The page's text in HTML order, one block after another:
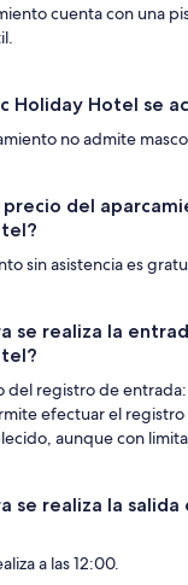
cuenta con una
Holiday Hotel se
no admite
precio del
sin asistencia es
se realiza la
del registro de
efectuar el
aunque con
se realiza la
a las 12:00.